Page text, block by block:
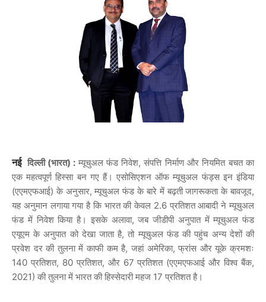
नई दिल्ली (भारत) : म्यूचुअल फंड निवेश, संपत्ति निर्माण और नियमित बचत का
एक महत्वपूर्ण हिस्सा बन गए हैं। एसोसिएशन ऑफ म्यूचुअल फंड्स इन इंडिया
(एएमएफआई) के अनुसार, म्यूचुअल फंड के बारे में बढ़ती जागरूकता के बावजूद,
यह अनुमान लगाया गया है कि भारत की केवल 2.6 प्रतिशत आबादी ने म्यूचुअल
फंड में निवेश किया है। इसके अलावा, जब जीडीपी अनुपात में म्यूचुअल फंड
एयूएम के अनुपात को देखा जाता है, तो म्यूचुअल फंड की पहुंच अन्य देशों की
प्रवेश दर की तुलना में काफी कम है, जहां अमेरिका, फ्रांस और यूके क्रमशः
140 प्रतिशत, 80 प्रतिशत, और 67 प्रतिशत (एएमएफआई और विश्व बैंक,
2021) की तुलना में भारत की हिस्सेदारी महज 17 प्रतिशत है।